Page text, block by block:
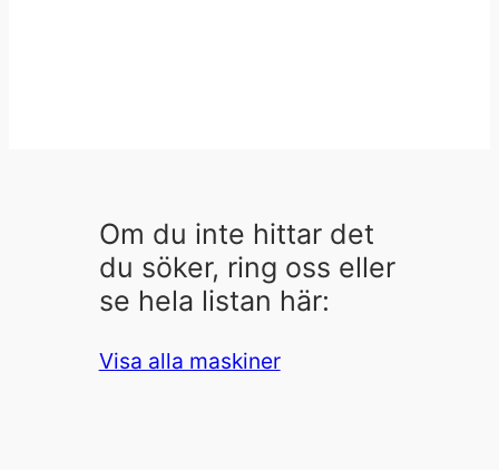
Om du inte hittar det
du söker, ring oss eller
se hela listan här:
Visa alla maskiner